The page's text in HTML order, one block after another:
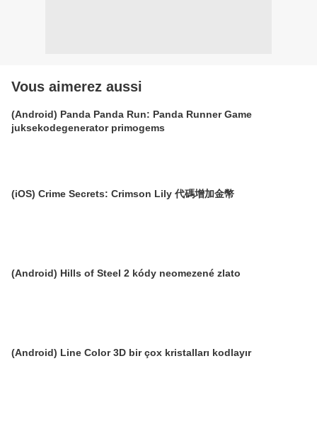
Vous aimerez aussi
(Android) Panda Panda Run: Panda Runner Game
juksekodegenerator primogems
(iOS) Crime Secrets: Crimson Lily 代碼增加金幣
(Android) Hills of Steel 2 kódy neomezené zlato
(Android) Line Color 3D bir çox kristalları kodlayır